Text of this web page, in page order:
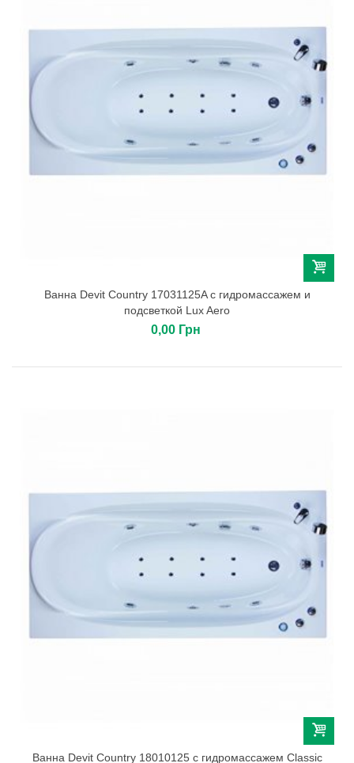
Ванна Devit Country 17031125A с гидромассажем и
подсветкой Lux Aero
0,00 Грн
Ванна Devit Country 18010125 с гидромассажем Classic